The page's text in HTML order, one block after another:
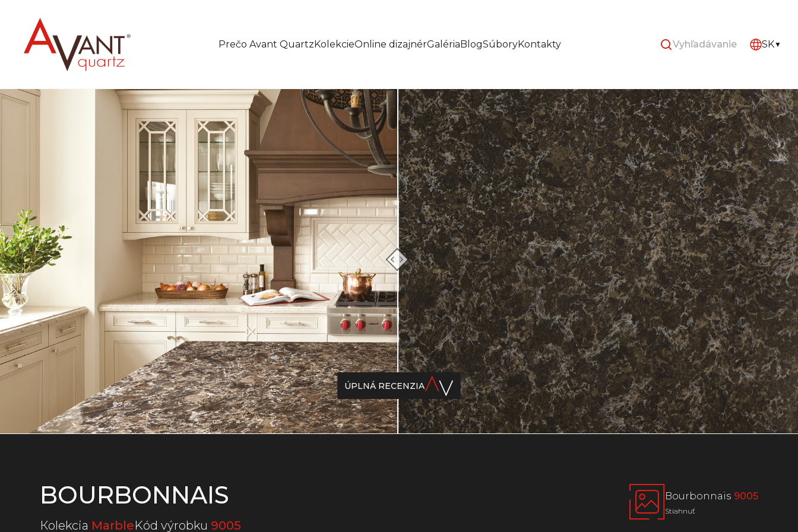
Prečo Avant QuartzKolekcieOnline dizajnérGalériaBlogSúboryKontakty SK
ÚPLNÁ RECENZIA
BOURBONNAIS
Кolekcia MarbleKód výrobku 9005
Bourbonnais 9005
Stiahnuť